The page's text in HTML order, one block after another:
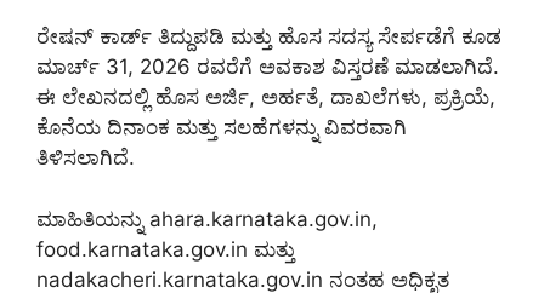
ರೇಷನ್ ಕಾರ್ಡ್ ತಿದ್ದುಪಡಿ ಮತ್ತು ಹೊಸ ಸದಸ್ಯ ಸೇರ್ಪಡೆಗೆ ಕೂಡ
ಮಾರ್ಚ್ 31, 2026 ರವರೆಗೆ ಅವಕಾಶ ವಿಸ್ತರಣೆ ಮಾಡಲಾಗಿದೆ.
ಈ ಲೇಖನದಲ್ಲಿ ಹೊಸ ಅರ್ಜಿ, ಅರ್ಹತೆ, ದಾಖಲೆಗಳು, ಪ್ರಕ್ರಿಯೆ,
ಕೊನೆಯ ದಿನಾಂಕ ಮತ್ತು ಸಲಹೆಗಳನ್ನು ವಿವರವಾಗಿ
ತಿಳಿಸಲಾಗಿದೆ.
ಮಾಹಿತಿಯನ್ನು ahara.karnataka.gov.in,
food.karnataka.gov.in ಮತ್ತು
nadakacheri.karnataka.gov.in ನಂತಹ ಅಧಿಕೃತ